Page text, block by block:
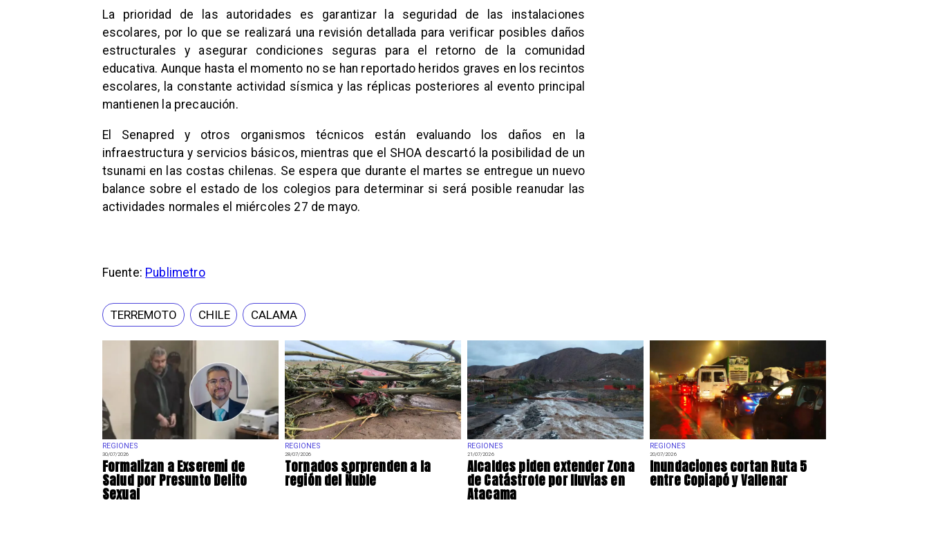
REGIONES
30/07/2026
Formalizan a Exseremi de
Salud por Presunto Delito
Sexual
REGIONES
28/07/2026
Tornados sorprenden a la
región del Ñuble
REGIONES
21/07/2026
Alcaldes piden extender Zona
de Catástrofe por lluvias en
Atacama
REGIONES
20/07/2026
Inundaciones cortan Ruta 5
entre Copiapó y Vallenar
La prioridad de las autoridades es garantizar la seguridad de las instalaciones
escolares, por lo que se realizará una revisión detallada para verificar posibles daños
estructurales y asegurar condiciones seguras para el retorno de la comunidad
educativa. Aunque hasta el momento no se han reportado heridos graves en los recintos
escolares, la constante actividad sísmica y las réplicas posteriores al evento principal
mantienen la precaución.
El Senapred y otros organismos técnicos están evaluando los daños en la
infraestructura y servicios básicos, mientras que el SHOA descartó la posibilidad de un
tsunami en las costas chilenas. Se espera que durante el martes se entregue un nuevo
balance sobre el estado de los colegios para determinar si será posible reanudar las
actividades normales el miércoles 27 de mayo.
Fuente: Publimetro
TERREMOTO CHILE CALAMA